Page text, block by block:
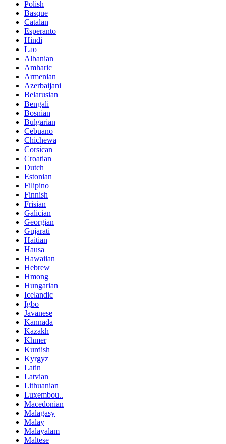
Polish
Basque
Catalan
Esperanto
Hindi
Lao
Albanian
Amharic
Armenian
Azerbaijani
Belarusian
Bengali
Bosnian
Bulgarian
Cebuano
Chichewa
Corsican
Croatian
Dutch
Estonian
Filipino
Finnish
Frisian
Galician
Georgian
Gujarati
Haitian
Hausa
Hawaiian
Hebrew
Hmong
Hungarian
Icelandic
Igbo
Javanese
Kannada
Kazakh
Khmer
Kurdish
Kyrgyz
Latin
Latvian
Lithuanian
Luxembou..
Macedonian
Malagasy
Malay
Malayalam
Maltese